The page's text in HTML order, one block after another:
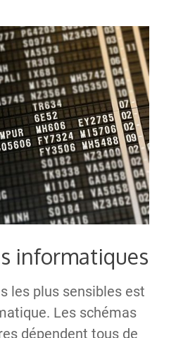
informatiques
les plus sensibles est
Les schémas
dépendent tous de